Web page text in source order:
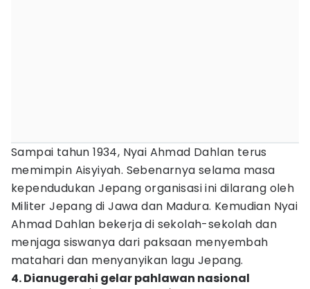
Sampai tahun 1934, Nyai Ahmad Dahlan terus
memimpin Aisyiyah. Sebenarnya selama masa
kependudukan Jepang organisasi ini dilarang oleh
Militer Jepang di Jawa dan Madura. Kemudian Nyai
Ahmad Dahlan bekerja di sekolah-sekolah dan
menjaga siswanya dari paksaan menyembah
matahari dan menyanyikan lagu Jepang.
4. Dianugerahi gelar pahlawan nasional